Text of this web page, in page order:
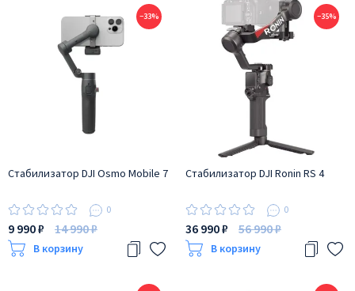
−33%
Стабилизатор DJI Osmo Mobile 7
0
9 990 ₽ 14 990 ₽
В корзину
−35%
Стабилизатор DJI Ronin RS 4
0
36 990 ₽ 56 990 ₽
В корзину